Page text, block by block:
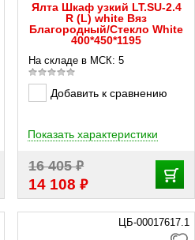
Ялта Шкаф узкий LT.SU-2.4
R (L) white Вяз
Благородный/Стекло White
400*450*1195
На складе в МСК: 5
Добавить к сравнению
16 405₽
14 108₽
Показать характеристики
ЦБ-00017617.1